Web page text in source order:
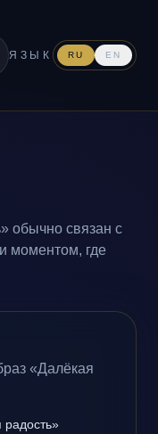
ЯЗЫК RU EN
обычно связан с
моментом, где
«Далёкая
радость»